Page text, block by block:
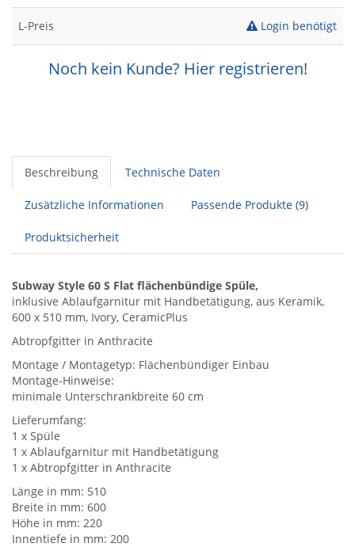
L-Preis Login benötigt
Noch kein Kunde? Hier registrieren!
Beschreibung Technische Daten
Zusätzliche Informationen Passende Produkte (9)
Produktsicherheit
Subway Style 60 S Flat flächenbündige Spüle,
inklusive Ablaufgarnitur mit Handbetätigung, aus Keramik,
600 x 510 mm, Ivory, CeramicPlus
Abtropfgitter in Anthracite
Montage / Montagetyp: Flächenbündiger Einbau
Montage-Hinweise:
minimale Unterschrankbreite 60 cm
Lieferumfang:
1 x Spüle
1 x Ablaufgarnitur mit Handbetätigung
1 x Abtropfgitter in Anthracite
Länge in mm: 510
Breite in mm: 600
Höhe in mm: 220
Innentiefe in mm: 200